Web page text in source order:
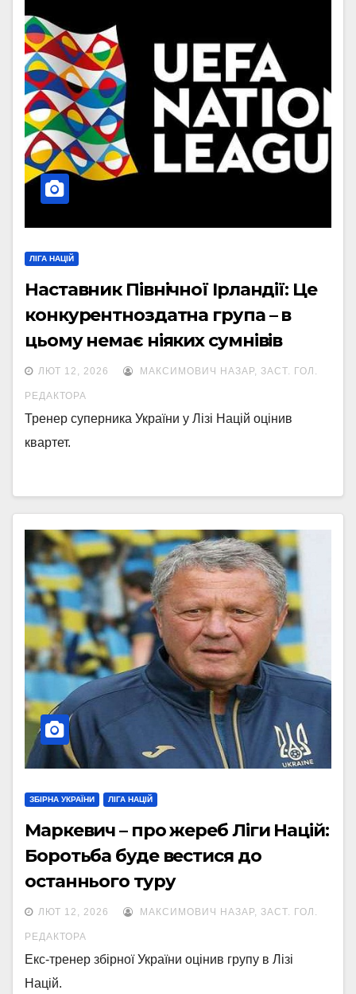
ЛІГА НАЦІЙ
Наставник Північної Ірландії: Це
конкурентноздатна група – в
цьому немає ніяких сумнівів
ЛЮТ 12, 2026 МАКСИМОВИЧ НАЗАР, ЗАСТ. ГОЛ.
РЕДАКТОРА
Тренер суперника України у Лізі Націй оцінив
квартет.
ЗБІРНА УКРАЇНИ ЛІГА НАЦІЙ
Маркевич – про жереб Ліги Націй:
Боротьба буде вестися до
останнього туру
ЛЮТ 12, 2026 МАКСИМОВИЧ НАЗАР, ЗАСТ. ГОЛ.
РЕДАКТОРА
Екс-тренер збірної України оцінив групу в Лізі
Націй.